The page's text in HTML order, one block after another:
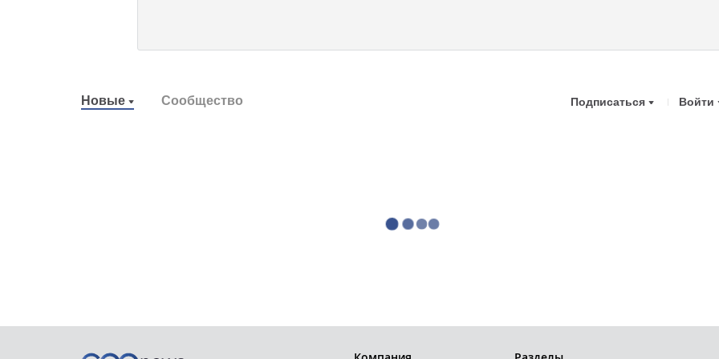
Новые Сообщество Подписаться Войти